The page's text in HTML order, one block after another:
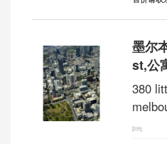
墨尔
st,公
380